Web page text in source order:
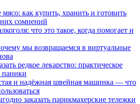
как купить, хранить и готовить
сомнений
что это такое, когда помогает и
мы возвращаемся в виртуальные
редкое лекарство: практическое
паники
и надёжная швейная машинка — что
заказать парикмахерские тележки